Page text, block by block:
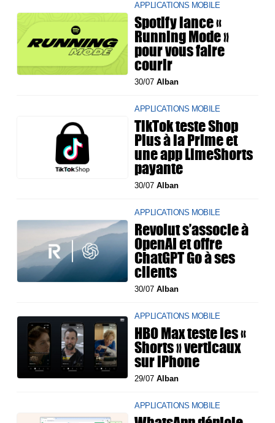
APPLICATIONS MOBILE
Spotify lance «
Running Mode »
pour vous faire
courir
30/07Alban
APPLICATIONS MOBILE
TikTok teste Shop
Plus à la Prime et
une app LimeShorts
payante
30/07Alban
APPLICATIONS MOBILE
Revolut s’associe à
OpenAI et offre
ChatGPT Go à ses
clients
30/07Alban
APPLICATIONS MOBILE
HBO Max teste les «
Shorts » verticaux
sur iPhone
29/07Alban
APPLICATIONS MOBILE